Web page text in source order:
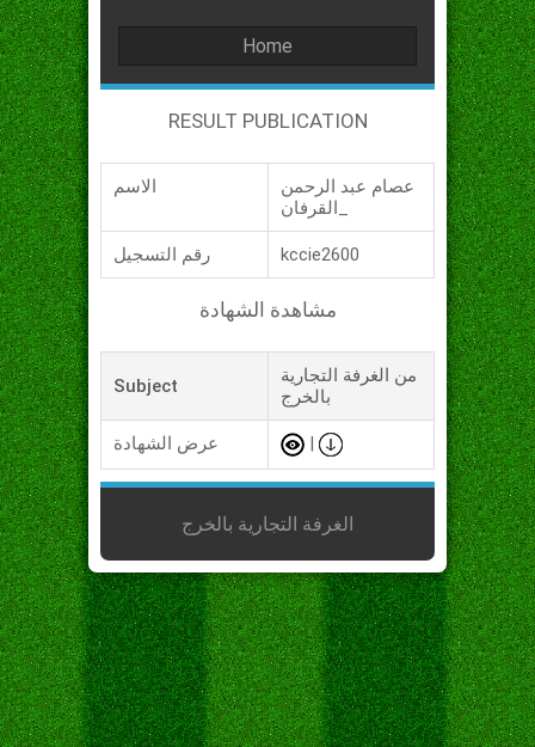
Home
RESULT PUBLICATION
الاسم
عصام عبد الرحمن
رقم التسجيل kccie2600
مشاهدة الشهادة
Subject
من الغرفة التجارية
بالخرج
عرض الشهادة
الغرفة التجارية بالخرج